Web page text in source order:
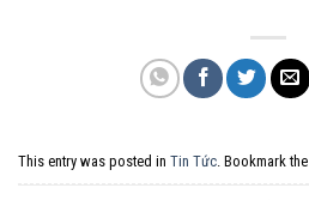
This entry was posted in Tin Tức. Bookmark the